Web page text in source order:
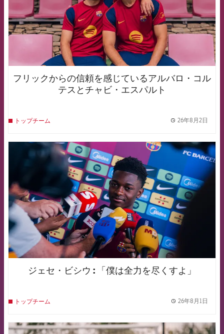
フリックからの信頼を感じているアルバロ・コル
テスとチャビ・エスパルト
トップチーム 26年8月2日
FCB Barcelona badge
ジェセ・ビシウ : 「僕は全力を尽くすよ」
トップチーム 26年8月1日
FCB Barcelona badge